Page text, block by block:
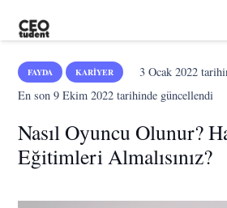
FAYDA KARIYER 3 Ocak 2022
En son9 Ekim 2022 tarihinde güncellendi
Nasıl Oyuncu Olunur?
Eğitimleri Almalısınız?